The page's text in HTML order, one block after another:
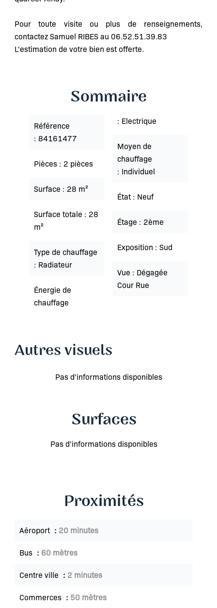
Pour toute visite ou plus de renseignements,
contactez Samuel RIBES au 06.52.51.39.83
L'estimation de votre bien est offerte.
Sommaire
Référence
84161477
Pièces 2 pièces
Surface 28 m²
Surface totale
28
m²
Type de chauffage
Radiateur
Énergie de
chauffage
Electrique
Moyen de
chauffage
Individuel
État Neuf
Étage 2ème
Exposition Sud
Vue
Dégagée
Cour Rue
Autres visuels
Pas d'informations disponibles
Surfaces
Pas d'informations disponibles
Proximités
Aéroport 20 minutes
Bus 60 mètres
Centre ville 2 minutes
Commerces 50 mètres